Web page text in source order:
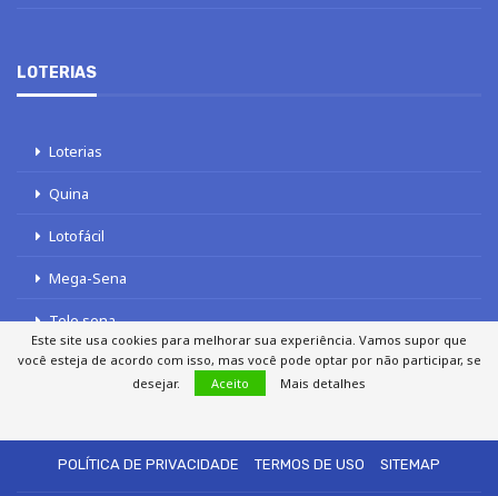
LOTERIAS
Loterias
Quina
Lotofácil
Mega-Sena
Tele sena
POLÍTICA DE PRIVACIDADE
TERMOS DE USO SITEMAP
Este site usa cookies para melhorar sua experiência. Vamos supor que
você esteja de acordo com isso, mas você pode optar por não participar, se
desejar.
Aceito Mais detalhes